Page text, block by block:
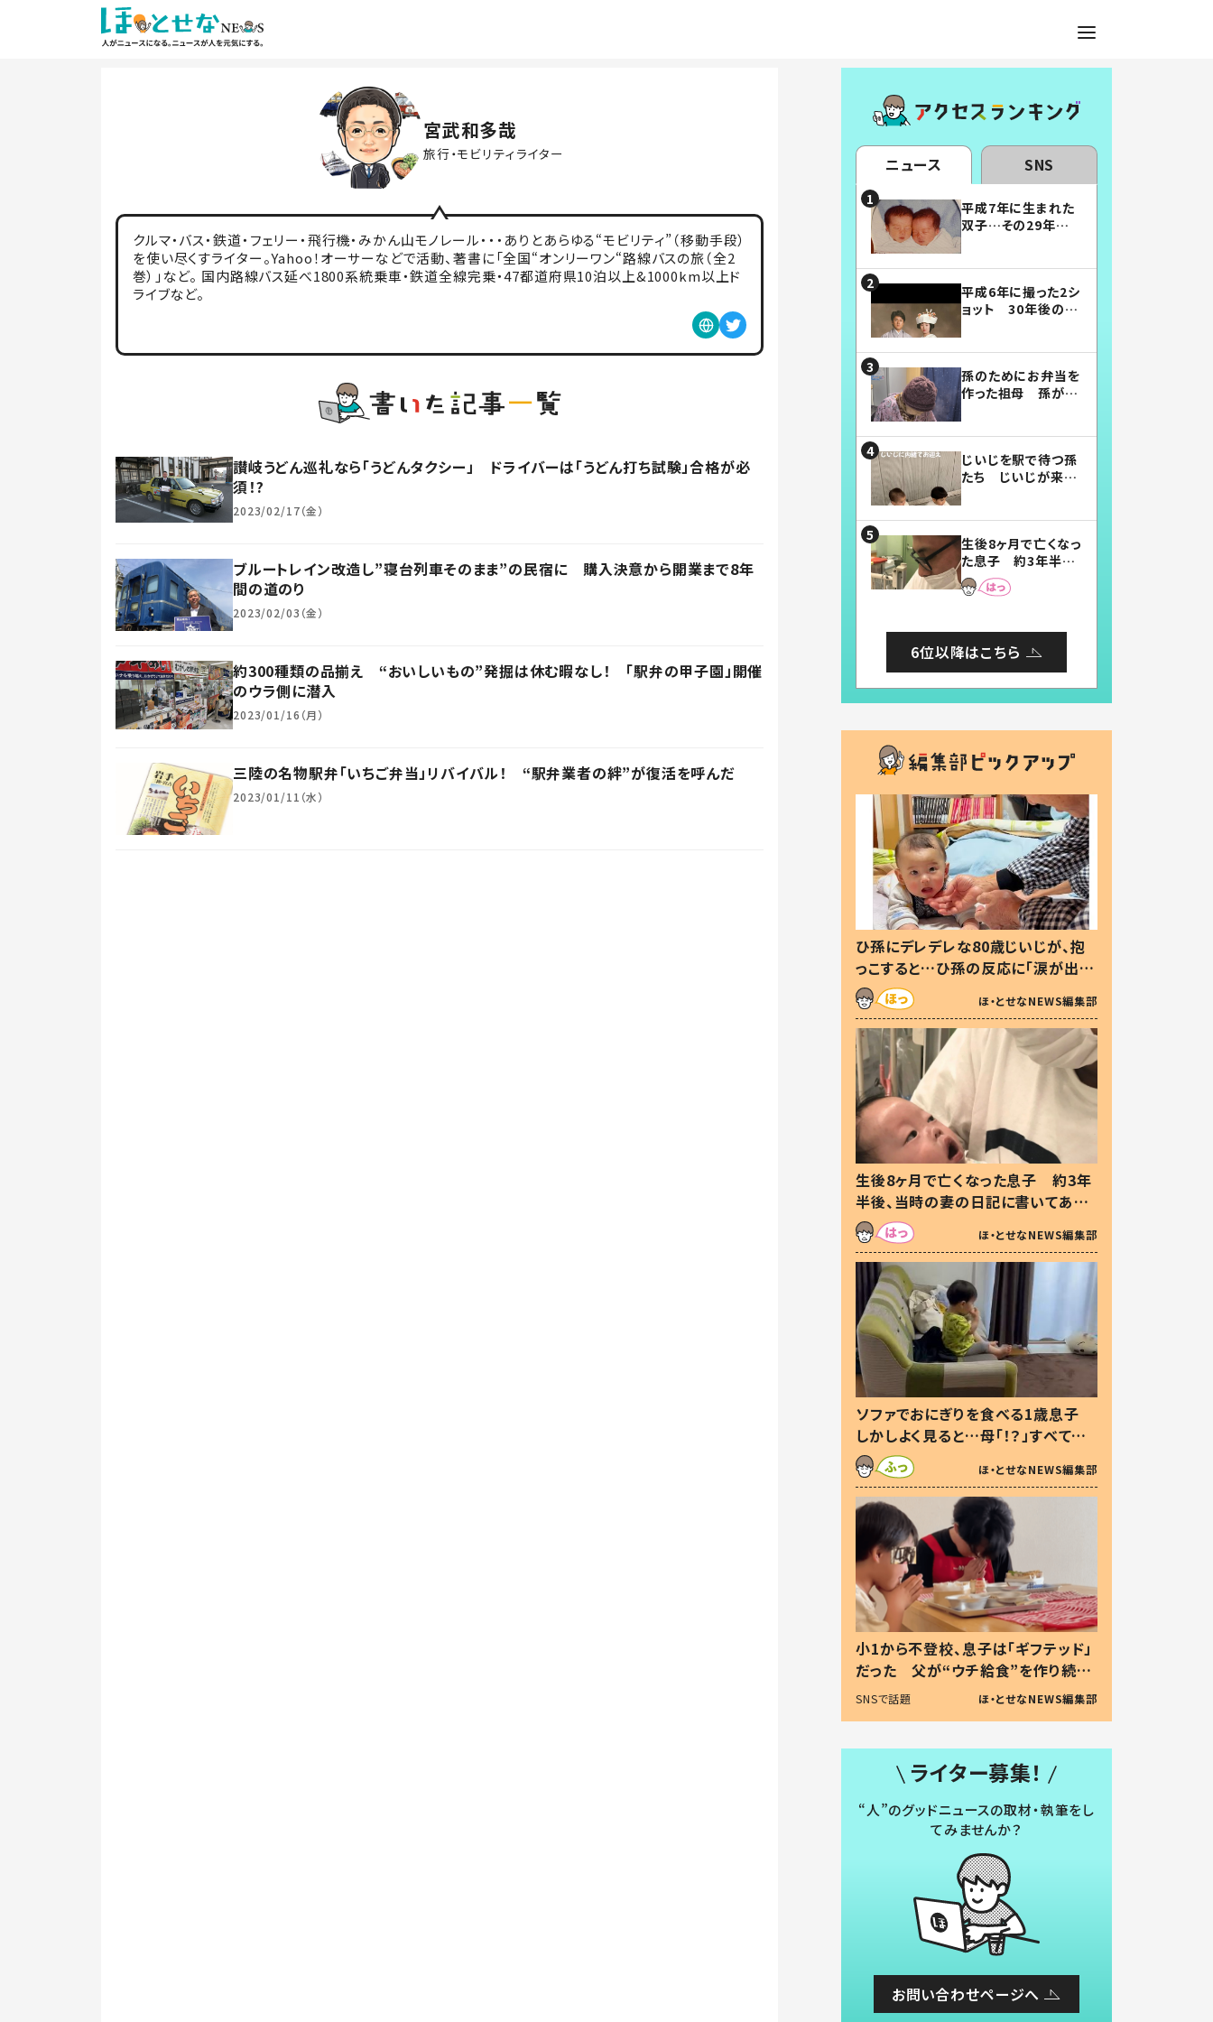
宮武和多哉
旅行・モビリティライター
クルマ・バス・鉄道・フェリー・飛行機・みかん山モノレール・・・ありとあらゆる“モビリティ”（移動手段）
を使い尽くすライター。Yahoo！オーサーなどで活動、著書に「全国“オンリーワン“路線バスの旅（全2
巻）」など。 国内路線バス延べ1800系統乗車・鉄道全線完乗・47都道府県10泊以上&1000km以上ド
ライブなど。
讃岐うどん巡礼なら「うどんタクシー」 ドライバーは「うどん打ち試験」合格が必
須！?
2023/02/17（金）
ブルートレイン改造し”寝台列車そのまま”の民宿に 購入決意から開業まで8年
間の道のり
2023/02/03（金）
約300種類の品揃え “おいしいもの”発掘は休む暇なし！ 「駅弁の甲子園」開催
のウラ側に潜入
2023/01/16（月）
三陸の名物駅弁「いちご弁当」リバイバル！ “駅弁業者の絆”が復活を呼んだ
2023/01/11（水）
ニュース SNS
平成7年に生まれた
双子…その29年後
平成6年に撮った2シ
ョット 30年後の姿
孫のためにお弁当を
作った祖母 孫が絶
じいじを駅で待つ孫
たち じいじが来た
まらない」「幸せにな
れる」
生後8ヶ月で亡くなっ
た息子 約3年半
後、当時の妻の日記
に書いてあった本音
6位以降はこちら
ひ孫にデレデレな80歳じいじが、抱
っこすると…ひ孫の反応に「涙が出ま
した」「可愛くて仕方ない」
ほ・とせなNEWS編集部
生後8ヶ月で亡くなった息子 約3年
半後、当時の妻の日記に書いてあっ
た本音とは
ほ・とせなNEWS編集部
ソファでおにぎりを食べる1歳息子
しかしよく見ると…母「！？」すべてを
察した母の投稿に「可愛いから許
す！」「現行犯〜」
ほ・とせなNEWS編集部
小1から不登校、息子は「ギフテッド」
だった 父が“ウチ給食”を作り続け
る理由とは #令和の親 #令和の子
SNSで話題 ほ・とせなNEWS編集部
ライター募集！
“人”のグッドニュースの取材・執筆をし
てみませんか？
お問い合わせページへ